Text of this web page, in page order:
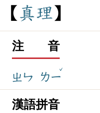
真理
注 音
ㄓㄣ ㄌㄧ
ˇ
漢語拼音